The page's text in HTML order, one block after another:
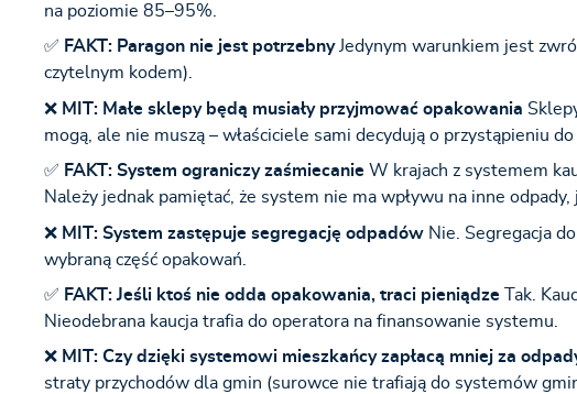
na poziomie 85–95%.
✅ FAKT: Paragon nie jest potrzebnyJedynym warunkiem jest
czytelnym kodem).
❌ MIT: Małe sklepy będą musiały przyjmować opakowania
mogą, ale nie muszą – właściciele sami decydują o przystąpieniu do
✅ FAKT: System ograniczy zaśmiecanieW krajach z systemem
Należy jednak pamiętać, że system nie ma wpływu na inne odpady,
❌ MIT: System zastępuje segregację odpadówNie. Segregacja
wybraną część opakowań.
✅ FAKT: Jeśli ktoś nie odda opakowania, traci pieniądzeTak.
Nieodebrana kaucja trafia do operatora na finansowanie systemu.
❌ MIT: Czy dzięki systemowi mieszkańcy zapłacą mniej za
straty przychodów dla gmin (surowce nie trafiają do systemów